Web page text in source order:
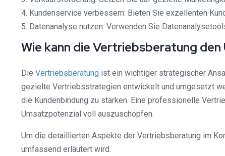
4. Kundenservice verbessern: Bieten Sie exzellenten
5. Datenanalyse nutzen: Verwenden Sie
Wie kann die Vertriebsberatung
Die Vertriebsberatung ist ein wichtiger strategischer
gezielte Vertriebsstrategien entwickelt und umgesetzt
die Kundenbindung zu stärken. Eine professionelle
Umsatzpotenzial voll auszuschöpfen.
Um die detaillierten Aspekte der Vertriebsberatung im
umfassend erläutert wird.